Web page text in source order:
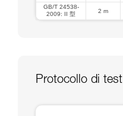
GB/T 24538-
2009: II 型
2 m
Protocollo di test